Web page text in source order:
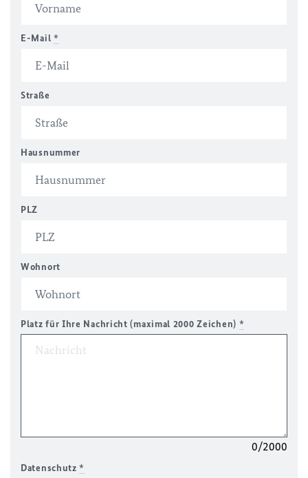
E-Mail *
Straße
Hausnummer
PLZ
Wohnort
Platz für Ihre Nachricht (maximal 2000 Zeichen) *
0/2000
Datenschutz*